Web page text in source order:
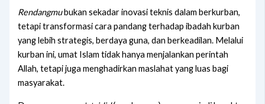
Rendangmubukan sekadar inovasi teknis dalam berkurban,
tetapi transformasi cara pandang terhadap ibadah kurban
yang lebih strategis, berdaya guna, dan berkeadilan. Melalui
kurban ini, umat Islam tidak hanya menjalankan perintah
Allah, tetapi juga menghadirkan maslahat yang luas bagi
masyarakat.